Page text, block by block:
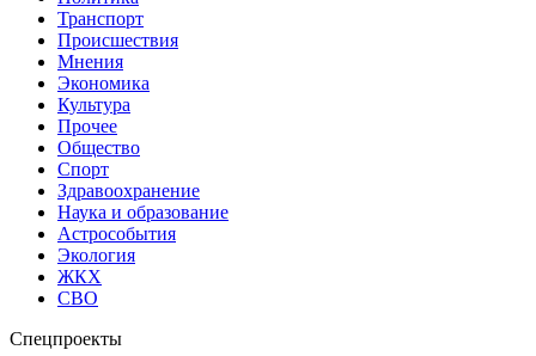
Транспорт
Происшествия
Мнения
Экономика
Культура
Прочее
Общество
Спорт
Здравоохранение
Наука и образование
Астрособытия
Экология
ЖКХ
СВО
Спецпроекты